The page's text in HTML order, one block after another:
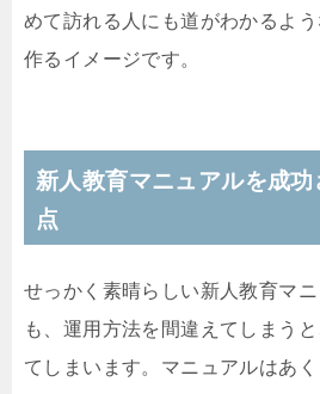
めて訪れる人にも道がわかるよ
作るイメージです。
新人教育マニュアルを成
点
せっかく素晴らしい新人教育マ
も、運用方法を間違えてしまう
てしまいます。マニュアルはあく